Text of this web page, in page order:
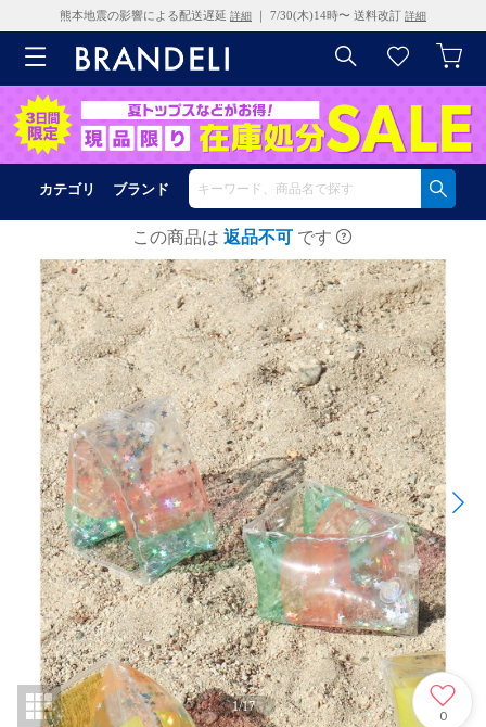
熊本地震の影響による配送遅延 詳細 ｜ 7/30(木)14時〜 送料改訂 詳細
カテゴリ ブランド
この商品は 返品不可 です
1/17
0